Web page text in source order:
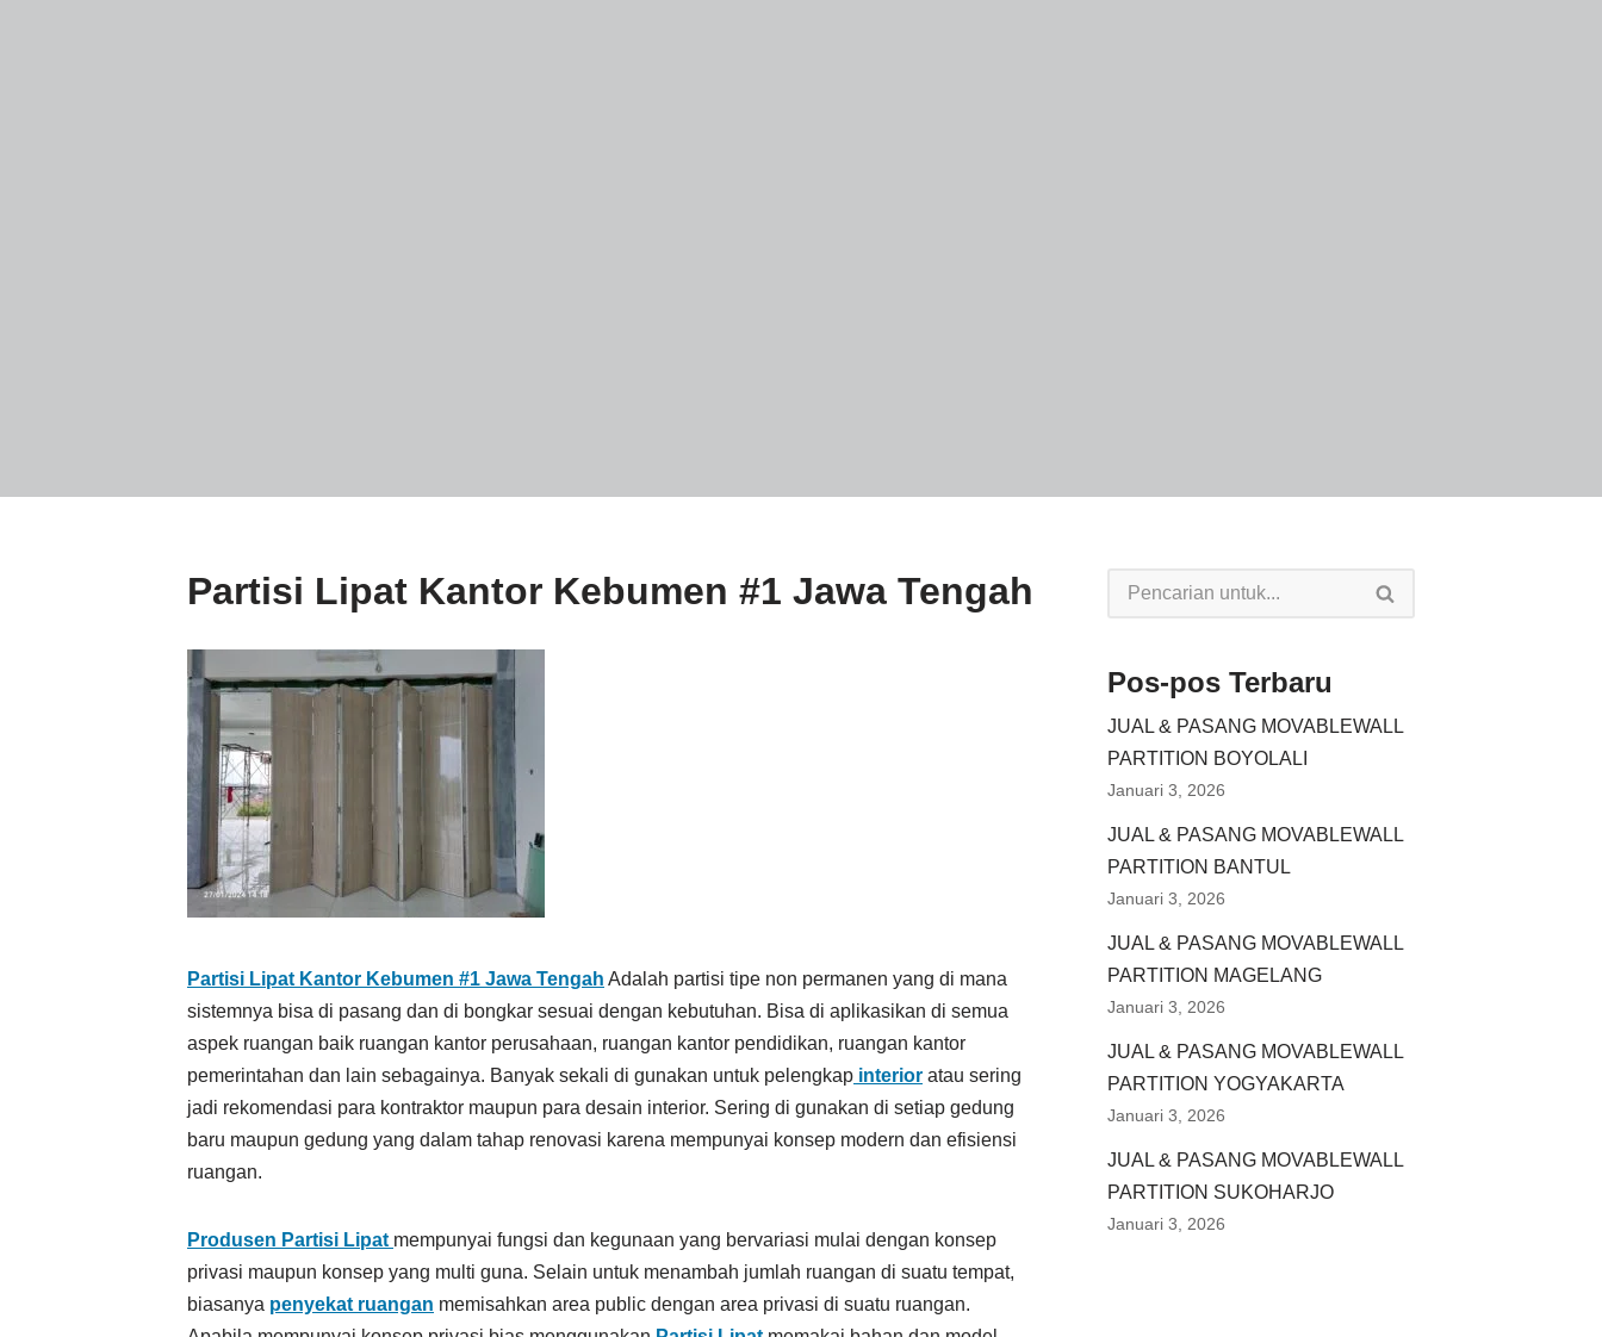
Partisi Lipat Kantor Kebumen #1 Jawa Tengah
Partisi Lipat Kantor Kebumen #1 Jawa Tengah Adalah partisi tipe non permanen yang di mana
sistemnya bisa di pasang dan di bongkar sesuai dengan kebutuhan. Bisa di aplikasikan di semua
aspek ruangan baik ruangan kantor perusahaan, ruangan kantor pendidikan, ruangan kantor
pemerintahan dan lain sebagainya. Banyak sekali di gunakan untuk pelengkap interior atau sering
jadi rekomendasi para kontraktor maupun para desain interior. Sering di gunakan di setiap gedung
baru maupun gedung yang dalam tahap renovasi karena mempunyai konsep modern dan efisiensi
ruangan.
Produsen Partisi Lipat mempunyai fungsi dan kegunaan yang bervariasi mulai dengan konsep
privasi maupun konsep yang multi guna. Selain untuk menambah jumlah ruangan di suatu tempat,
biasanya penyekat ruangan memisahkan area public dengan area privasi di suatu ruangan.
Pos-pos Terbaru
JUAL & PASANG MOVABLEWALL
PARTITION BOYOLALI
Januari 3, 2026
JUAL & PASANG MOVABLEWALL
PARTITION BANTUL
Januari 3, 2026
JUAL & PASANG MOVABLEWALL
PARTITION MAGELANG
Januari 3, 2026
JUAL & PASANG MOVABLEWALL
PARTITION YOGYAKARTA
Januari 3, 2026
JUAL & PASANG MOVABLEWALL
PARTITION SUKOHARJO
Januari 3, 2026